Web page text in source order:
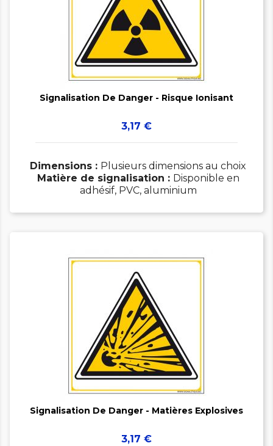


Signalisation De Danger - Risque Ionisant
Prix
3,17 €
Dimensions : Plusieurs dimensions au choix
Matière de signalisation : Disponible en
adhésif, PVC, aluminium


Signalisation De Danger - Matières Explosives
Prix
3,17 €